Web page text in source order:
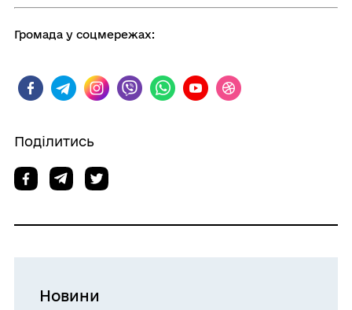
Громада у соцмережах:
Поділитись
Новини